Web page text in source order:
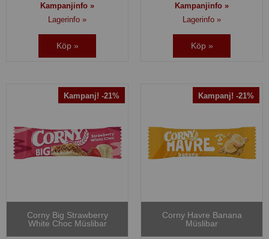
Kampanjinfo »
Lagerinfo »
Köp »
Kampanjinfo »
Lagerinfo »
Köp »
Kampanj! -21%
Corny Big Strawberry
White Choc Müslibar
Kampanj! -21%
Corny Havre Banana
Müslibar